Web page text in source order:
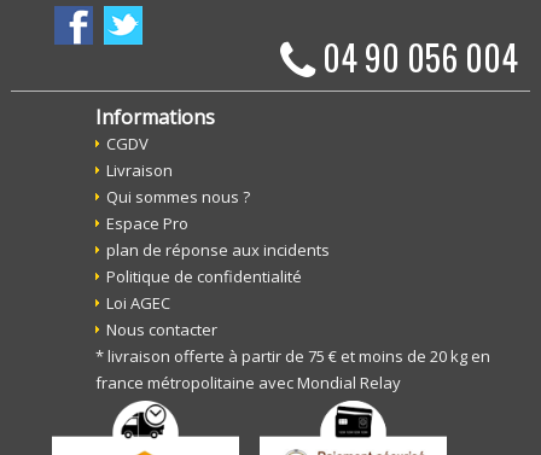
04 90 056 004
Informations
CGDV
Livraison
Qui sommes nous ?
Espace Pro
plan de réponse aux incidents
Politique de confidentialité
Loi AGEC
Nous contacter
* livraison offerte à partir de 75 € et moins de 20 kg en
france métropolitaine avec Mondial Relay